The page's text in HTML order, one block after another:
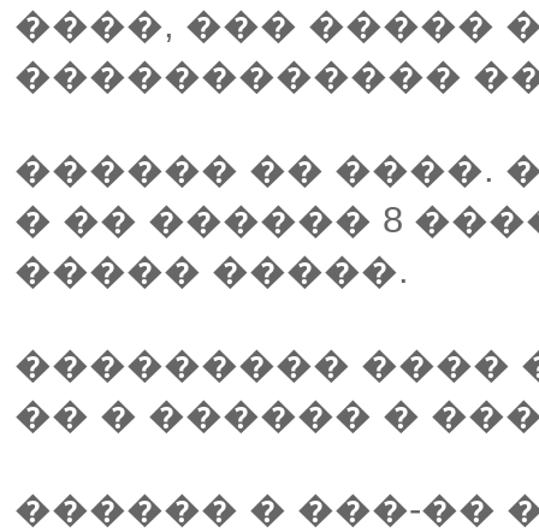
����, ��� �����
������������
������ �� ����.
� �� ������ 8
����� �����.
��������� ����
�� � ������ �
������ � ���-��